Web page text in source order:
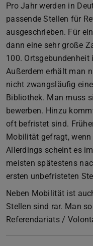
Pro Jahr werden in
passende Stellen für
ausgeschrieben. Für
dann eine sehr große
100.
Außerdem erhält man
nicht zwangsläufig
Bibliothek. Man muss
bewerben. Hinzu
oft befristet sind.
Mobilität gefragt,
Allerdings scheint es
meisten spätestens
ersten unbefristeten
Neben Mobilität ist
Stellen sind rar. Man
Referendariats /